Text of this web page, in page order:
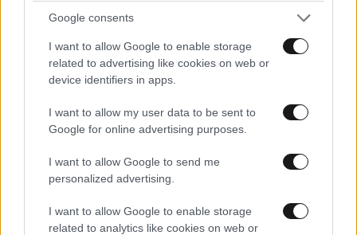
Google consents
I want to allow Google to enable storage
related to advertising like cookies on web or
device identifiers in apps.
I want to allow my user data to be sent to
Google for online advertising purposes.
I want to allow Google to send me
personalized advertising.
I want to allow Google to enable storage
related to analytics like cookies on web or
Θεσσαλονίκη: Αλλάζουν εκτάκτως τα
δρομολόγια του Μετρό σήμερα και αύριο